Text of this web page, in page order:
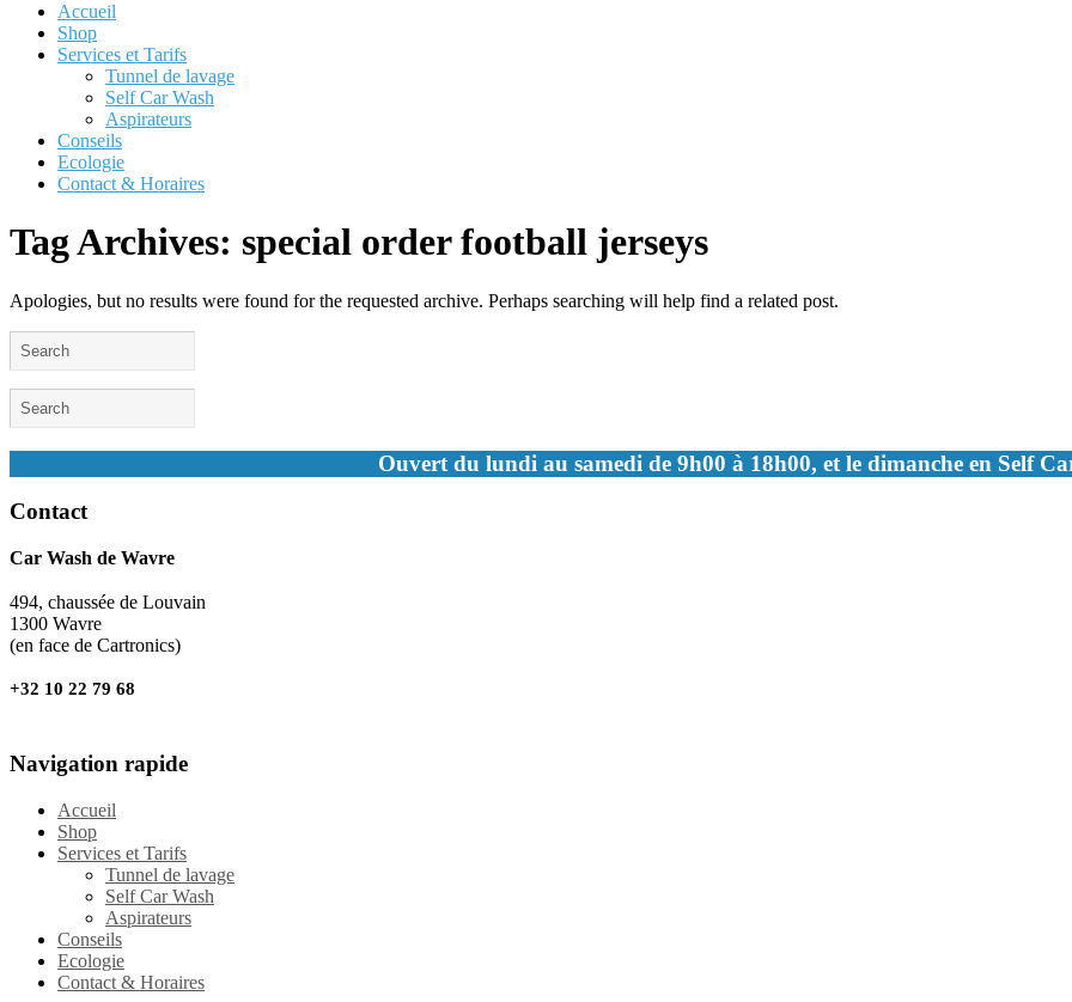
Accueil
Shop
Services et Tarifs
Tunnel de lavage
Self Car Wash
Aspirateurs
Conseils
Ecologie
Contact & Horaires
Tag Archives: special order football jerseys
Apologies, but no results were found for the requested archive. Perhaps searching will help find a related post.
Ouvert du lundi au samedi de 9h00 à 18h00, et le dimanche en Self
Contact
Car Wash de Wavre
494, chaussée de Louvain
1300 Wavre
(en face de Cartronics)
+32 10 22 79 68
Navigation rapide
Accueil
Shop
Services et Tarifs
Tunnel de lavage
Self Car Wash
Aspirateurs
Conseils
Ecologie
Contact & Horaires